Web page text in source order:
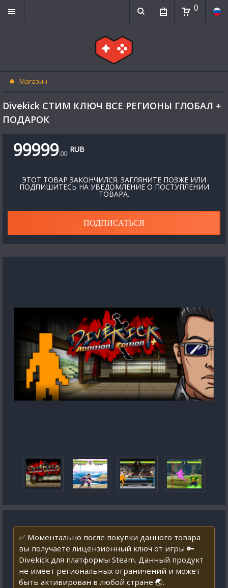
0
Магазин
Divekick СТИМ КЛЮЧ ВСЕ РЕГИОНЫ ГЛОБАЛ +
ПОДАРОК
99999.00 RUB
ЭТОТ ТОВАР ЗАКОНЧИЛСЯ. ЗАГЛЯНИТЕ ПОЗЖЕ ИЛИ
ПОДПИШИТЕСЬ НА УВЕДОМЛЕНИЕ О ПОСТУПЛЕНИИ
ТОВАРА.
ПОДПИСАТЬСЯ
✅ Моментально после покупки данного товара
вы получаете лицензионный ключ от игры 🔑
Divekick для платформы Steam. Данный продукт
не имеет региональных ограничений и может
быть активирован в любой стране 🌏.